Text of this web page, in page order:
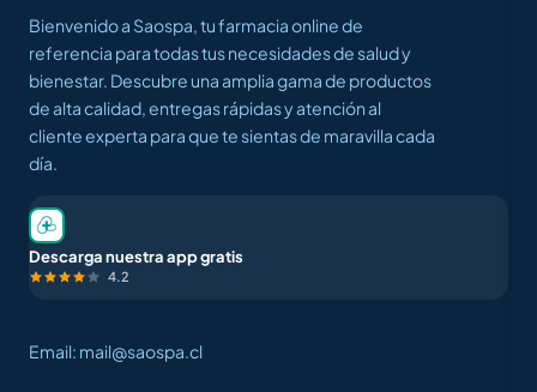
Bienvenido a Saospa, tu farmacia online de
referencia para todas tus necesidades de salud y
bienestar. Descubre una amplia gama de productos
de alta calidad, entregas rápidas y atención al
cliente experta para que te sientas de maravilla cada
día.
Descarga nuestra app gratis
4.2
Email: mail@saospa.cl